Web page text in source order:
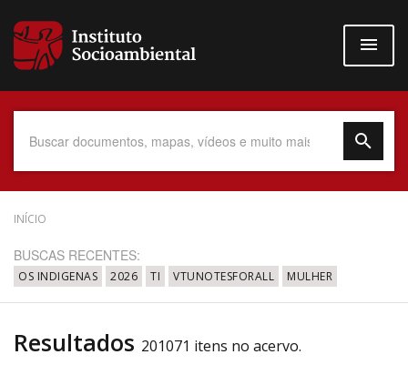
para
conteúdo
Data do Documento
Até
INÍCIO
BUSCAS RECENTES:
OS INDIGENAS 2026 TI VTUNOTESFORALL MULHER
Resultados 201071 itens no acervo.